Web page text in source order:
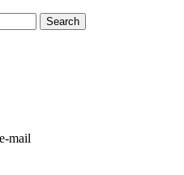
Search
mail